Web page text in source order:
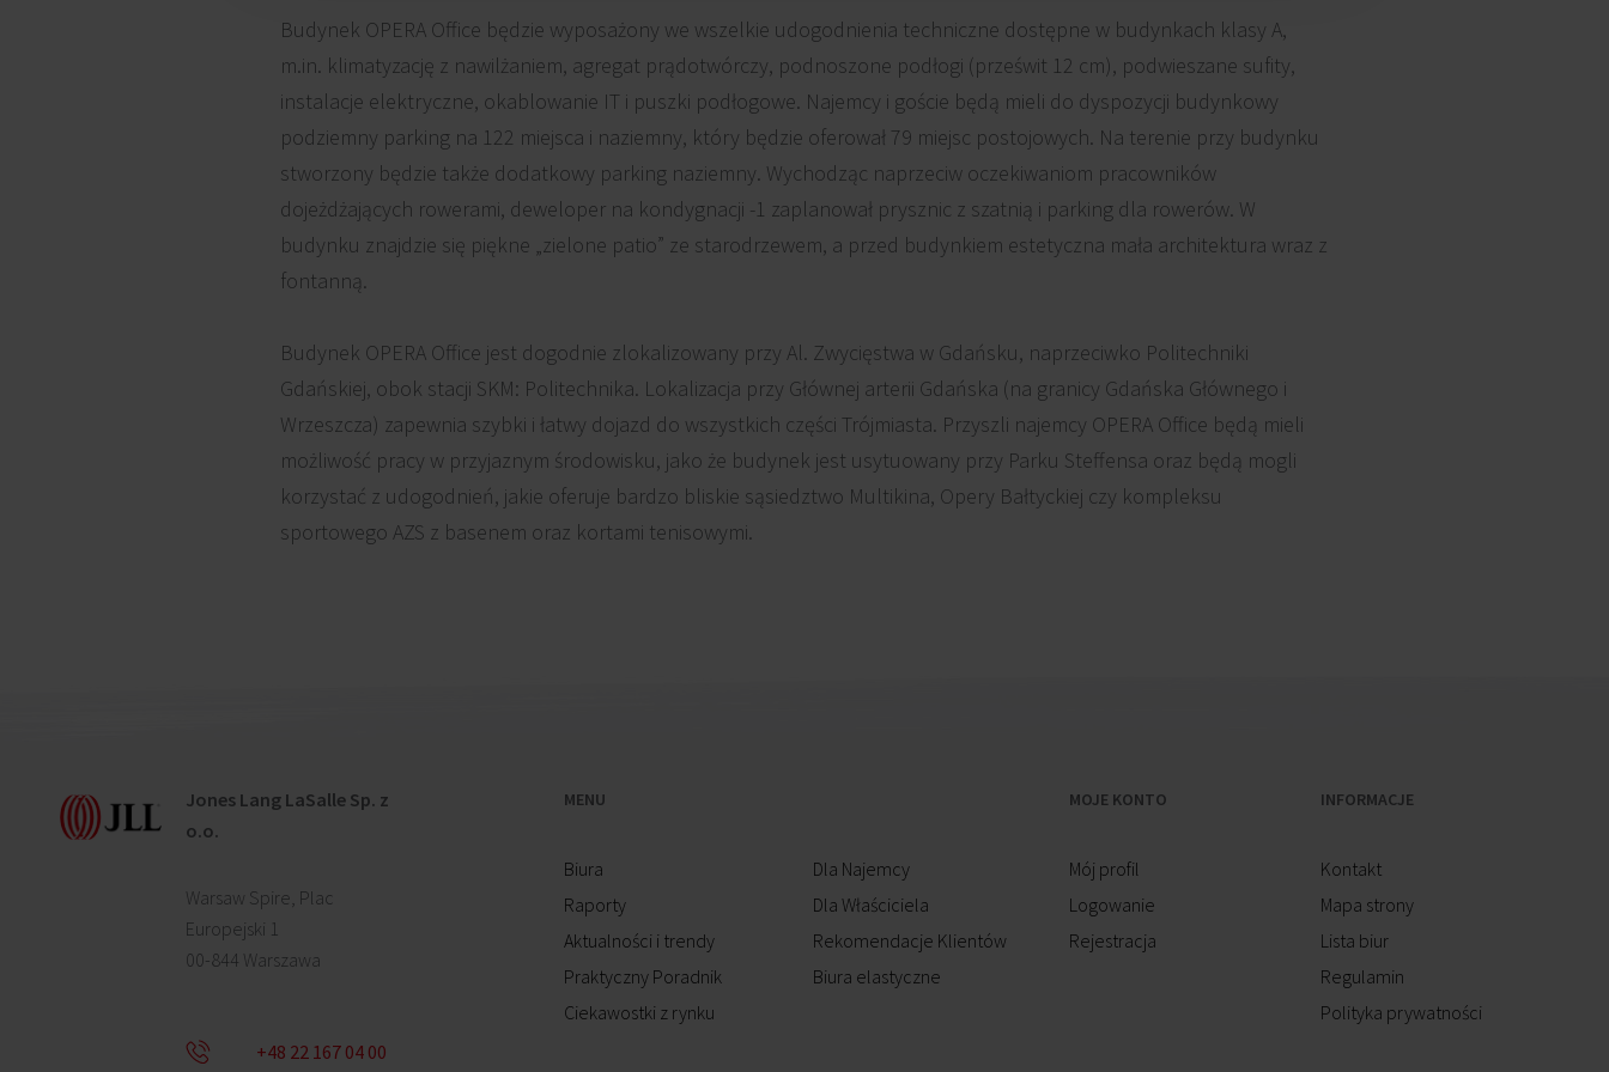
Budynek OPERA Office będzie wyposażony we wszelkie udogodnienia techniczne dostępne w budynkach klasy A,
m.in. klimatyzację z nawilżaniem, agregat prądotwórczy, podnoszone podłogi (prześwit 12 cm), podwieszane sufity,
instalacje elektryczne, okablowanie IT i puszki podłogowe. Najemcy i goście będą mieli do dyspozycji budynkowy
podziemny parking na 122 miejsca i naziemny, który będzie oferował 79 miejsc postojowych. Na terenie przy budynku
stworzony będzie także dodatkowy parking naziemny. Wychodząc naprzeciw oczekiwaniom pracowników
dojeżdżających rowerami, deweloper na kondygnacji -1 zaplanował prysznic z szatnią i parking dla rowerów. W
budynku znajdzie się piękne „zielone patio” ze starodrzewem, a przed budynkiem estetyczna mała architektura wraz z
fontanną.
Budynek OPERA Office jest dogodnie zlokalizowany przy Al. Zwycięstwa w Gdańsku, naprzeciwko Politechniki
Gdańskiej, obok stacji SKM: Politechnika. Lokalizacja przy Głównej arterii Gdańska (na granicy Gdańska Głównego i
Wrzeszcza) zapewnia szybki i łatwy dojazd do wszystkich części Trójmiasta. Przyszli najemcy OPERA Office będą mieli
możliwość pracy w przyjaznym środowisku, jako że budynek jest usytuowany przy Parku Steffensa oraz będą mogli
korzystać z udogodnień, jakie oferuje bardzo bliskie sąsiedztwo Multikina, Opery Bałtyckiej czy kompleksu
sportowego AZS z basenem oraz kortami tenisowymi.
Jones Lang LaSalle Sp. z
o.o.
Warsaw Spire, Plac
Europejski 1
00-844 Warszawa
+48 22 167 04 00
MENU
Biura
Raporty
Aktualności i trendy
Praktyczny Poradnik
Ciekawostki z rynku
Dla Najemcy
Dla Właściciela
Rekomendacje Klientów
Biura elastyczne
MOJE KONTO
Mój profil
Logowanie
Rejestracja
INFORMACJE
Kontakt
Mapa strony
Lista biur
Regulamin
Polityka prywatności